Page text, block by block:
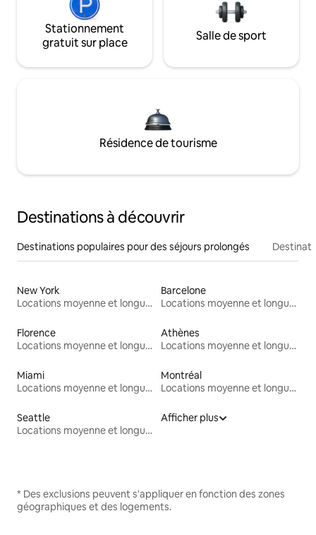
Stationnement
gratuit sur place
Salle de sport
Résidence de tourisme
Destinations à découvrir
Destinations populaires pour des séjours prolongés
New York
Locations moyenne et longue durée
Barcelone
Locations moyenne et longue durée
Florence
Locations moyenne et longue durée
Athènes
Locations moyenne et longue durée
Miami
Locations moyenne et longue durée
Montréal
Locations moyenne et longue durée
Seattle
Locations moyenne et longue durée
Afficher plus
* Des exclusions peuvent s'appliquer en fonction des zones
géographiques et des logements.